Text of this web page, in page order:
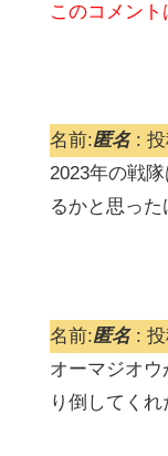
このコメン
名前:匿名:
2023年の戦
るかと思った
名前:匿名:
オーマジオ
り倒してく